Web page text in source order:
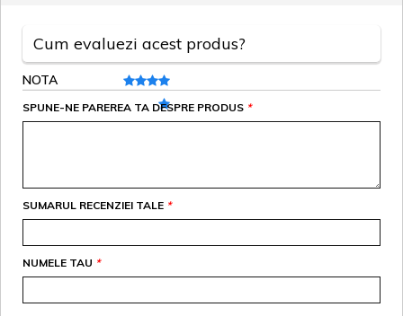
Cum evaluezi acest produs?
NOTA
*
SPUNE-NE PAREREA TA DESPRE PRODUS
*
SUMARUL RECENZIEI TALE
*
NUMELE TAU